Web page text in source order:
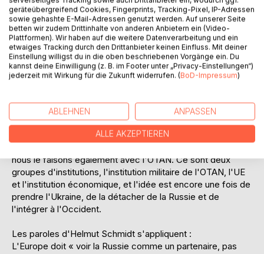
Fondation Konrad-Adenauer est active en Ukraine depuis
1994 et y a accompagné plus de 500 projets. Elle a
également aidé à construire le parti de Klitschko, l
'«Alliance démocratique ukrainienne pour les réformes»
(UDAR), grâce à une «aide logistique» et à une formation
ciblées. Le parti pro-européen s'est fixé pour objectif
L'élargissement de l'UE consiste à intégrer
économiquement l'Ukraine à l'Ouest, tout comme nous
sommes sur le point d'intégrer la Pologne, la République
nous le faisons également avec l'OTAN. Ce sont deux
groupes d'institutions, l'institution militaire de l'OTAN, l'UE
et l'institution économique, et l'idée est encore une fois de
prendre l'Ukraine, de la détacher de la Russie et de
l'intégrer à l'Occident.
Les paroles d'Helmut Schmidt s'appliquent :
L'Europe doit « voir la Russie comme un partenaire, pas
geräteübergreifend Cookies, Fingerprints, Tracking-Pixel, IP-Adressen
sowie gehashte E-Mail-Adressen genutzt werden. Auf unserer Seite
betten wir zudem Drittinhalte von anderen Anbietern ein (Video-
Plattformen). Wir haben auf die weitere Datenverarbeitung und ein
etwaiges Tracking durch den Drittanbieter keinen Einfluss. Mit deiner
Einstellung willigst du in die oben beschriebenen Vorgänge ein. Du
kannst deine Einwilligung (z. B. im Footer unter „Privacy-Einstellungen“)
jederzeit mit Wirkung für die Zukunft widerrufen. (BoD-Impressum)
ABLEHNEN ANPASSEN
ALLE AKZEPTIEREN